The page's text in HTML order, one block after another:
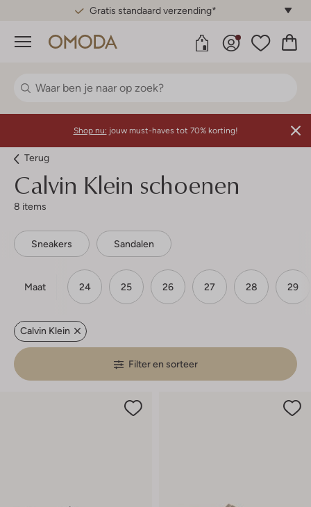
Gratis standaard verzending*
Menu
Shop nu: jouw must-haves tot 70% korting!
Terug
Calvin Klein schoenen
8 items
Sneakers Sandalen
Maat 24 25 26 27 28 29
Calvin Klein
Filter en sorteer